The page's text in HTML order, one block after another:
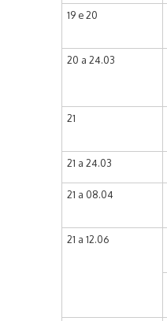
19 e 20
20 a 24.03
21
21 a 24.03
21 a 08.04
21 a 12.06